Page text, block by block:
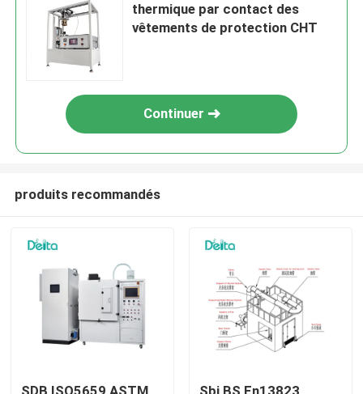
thermique par contact des
vêtements de protection CHT
Continuer
produits recommandés